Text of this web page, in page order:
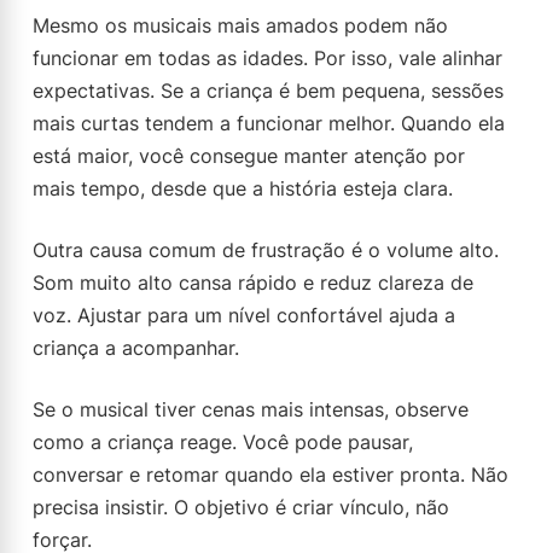
Mesmo os musicais mais amados podem não
funcionar em todas as idades. Por isso, vale alinhar
expectativas. Se a criança é bem pequena, sessões
mais curtas tendem a funcionar melhor. Quando ela
está maior, você consegue manter atenção por
mais tempo, desde que a história esteja clara.
Outra causa comum de frustração é o volume alto.
Som muito alto cansa rápido e reduz clareza de
voz. Ajustar para um nível confortável ajuda a
criança a acompanhar.
Se o musical tiver cenas mais intensas, observe
como a criança reage. Você pode pausar,
conversar e retomar quando ela estiver pronta. Não
precisa insistir. O objetivo é criar vínculo, não
forçar.